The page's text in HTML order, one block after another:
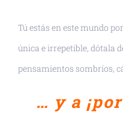
Tú estás en este mundo
única e irrepetible, dótala
pensamientos sombríos,
… y a